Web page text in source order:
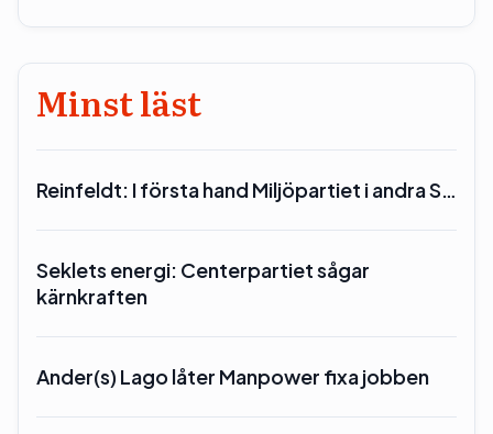
Minst läst
Reinfeldt: I första hand Miljöpartiet i andra S…
Seklets energi: Centerpartiet sågar
kärnkraften
Ander(s) Lago låter Manpower fixa jobben